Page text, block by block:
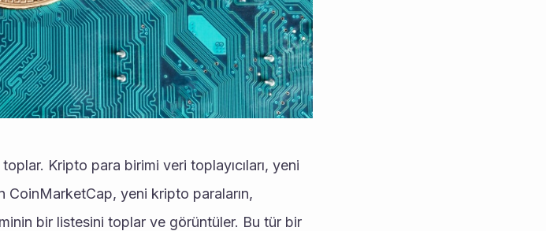
Kripto para birimi veri toplayıcıları, yeni
CoinMarketCap, yeni kripto paraların,
bir listesini toplar ve görüntüler. Bu tür bir